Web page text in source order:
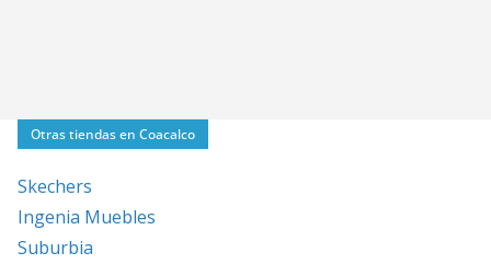
Otras tiendas en Coacalco
Skechers
Ingenia Muebles
Suburbia